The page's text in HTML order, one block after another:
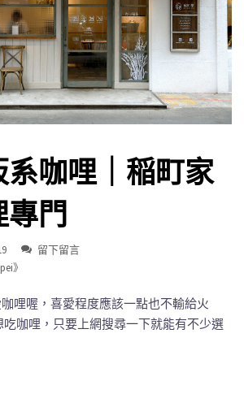
系咖哩｜稲町家
門
留下留言
》
哩喔，喜愛程度應該一點也不輸給火
咖哩，只要上網搜尋一下就能有不少選